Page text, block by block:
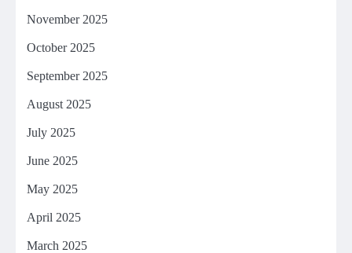
November 2025
October 2025
September 2025
August 2025
July 2025
June 2025
May 2025
April 2025
March 2025